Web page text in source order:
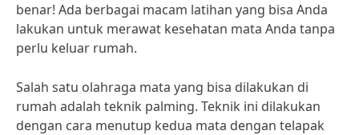
benar! Ada berbagai macam latihan yang bisa Anda
lakukan untuk merawat kesehatan mata Anda tanpa
perlu keluar rumah.
Salah satu olahraga mata yang bisa dilakukan di
rumah adalah teknik palming. Teknik ini dilakukan
dengan cara menutup kedua mata dengan telapak